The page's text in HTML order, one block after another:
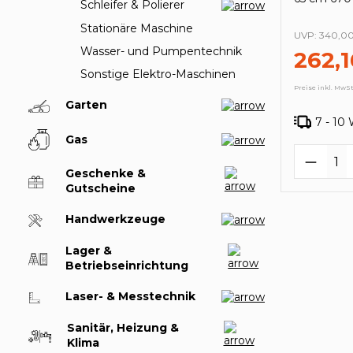
Schleifer & Polierer
Stationäre Maschine
Wasser- und Pumpentechnik
Sonstige Elektro-Maschinen
Garten
Gas
Geschenke &
Gutscheine
Handwerkzeuge
Lager &
Betriebseinrichtung
Laser- & Messtechnik
Sanitär, Heizung &
Klima
UVP:
Preise inkl.
7 - 10